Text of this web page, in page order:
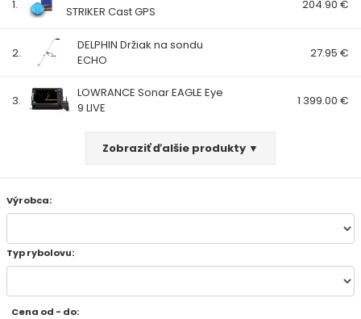
1.
STRIKER Cast GPS
204.90 €
2.
DELPHIN Držiak na sondu
ECHO
27.95 €
3.
LOWRANCE Sonar EAGLE Eye
9 LIVE
1 399.00 €
Zobraziť ďalšie produkty ▼
Výrobca:
Typ rybolovu:
Cena od - do:
AKCIOVÝ CAMPING
SUMCOVÉ A MORSKÉ PRÚTY